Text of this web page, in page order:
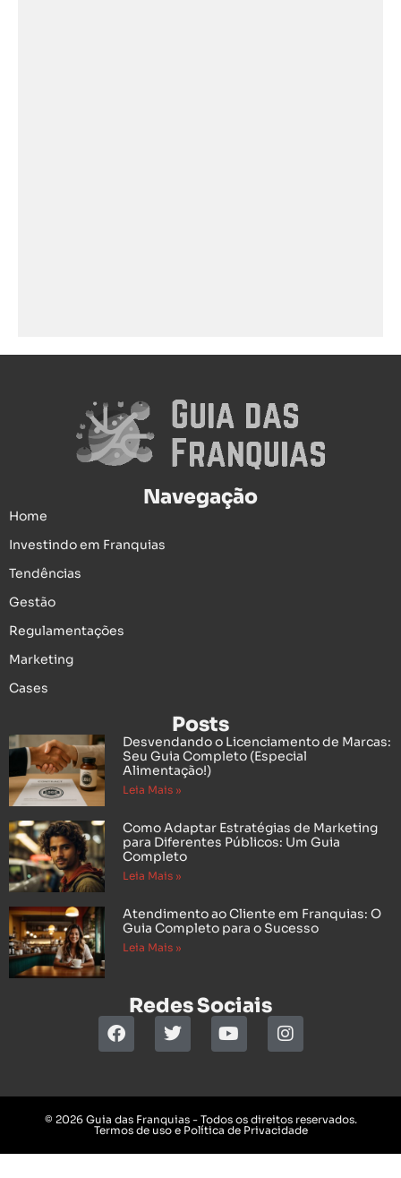
Navegação
Home
Investindo em Franquias
Tendências
Gestão
Regulamentações
Marketing
Cases
Posts
Desvendando o Licenciamento de Marcas:
Seu Guia Completo (Especial
Alimentação!)
Leia Mais »
Como Adaptar Estratégias de Marketing
para Diferentes Públicos: Um Guia
Completo
Leia Mais »
Atendimento ao Cliente em Franquias: O
Guia Completo para o Sucesso
Leia Mais »
Redes Sociais
© 2026 Guia das Franquias - Todos os direitos reservados.
Termos de uso e Política de Privacidade